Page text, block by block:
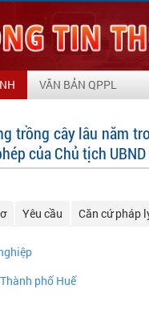
VĂN BẢN QPPL
trồng cây lâu năm
của Chủ tịch
Yêu cầu Căn cứ pháp
phố Huế